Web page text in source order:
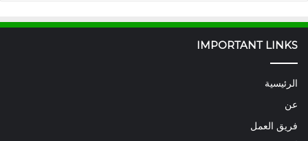
IMPORTANT LINKS
الرئيسية
عن
فريق العمل